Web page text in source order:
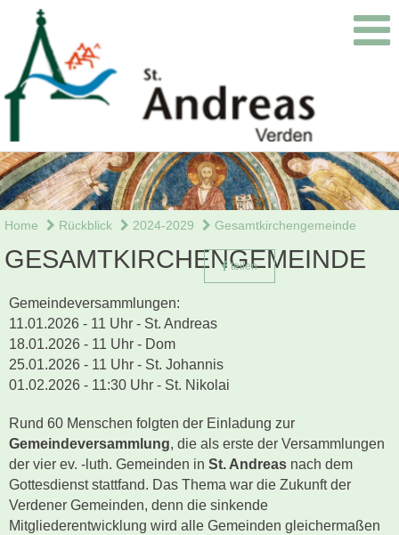
Home Rückblick 2024-2029 Gesamtkirchengemeinde
GESAMTKIRCHENGEMEINDE
teilen
Gemeindeversammlungen:
11.01.2026 - 11 Uhr - St. Andreas
18.01.2026 - 11 Uhr - Dom
25.01.2026 - 11 Uhr - St. Johannis
01.02.2026 - 11:30 Uhr - St. Nikolai
Rund 60 Menschen folgten der Einladung zur
Gemeindeversammlung, die als erste der Versammlungen
der vier ev. -luth. Gemeinden in St. Andreas nach dem
Gottesdienst stattfand. Das Thema war die Zukunft der
Verdener Gemeinden, denn die sinkende
Mitgliederentwicklung wird alle Gemeinden gleichermaßen